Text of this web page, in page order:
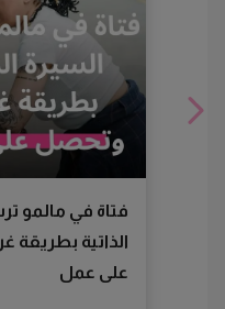
فتاة في مالمو
الذاتية بطريقة
على عمل